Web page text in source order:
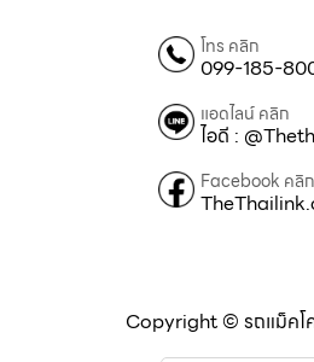
โทร คลิก
099-185-
แอดไลน์ คลิก
ไอดี :
Facebook คลิก
Copyright © รถแม็คโ